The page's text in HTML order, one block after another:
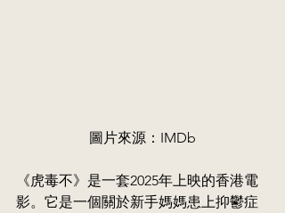
圖片來源：IMDb
《虎毒不》是一套2025年上映的香港電
影。它是一個關於新手媽媽患上抑鬱症